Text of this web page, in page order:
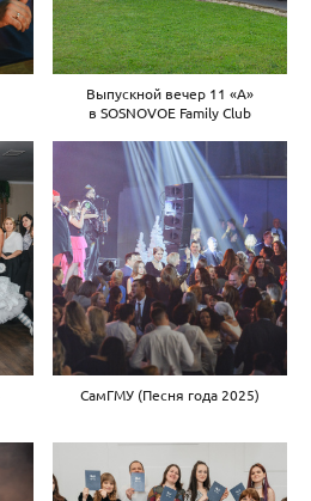
Выпускной вечер 11 «A»
в SOSNOVOE Family Club
СамГМУ (Песня года 2025)